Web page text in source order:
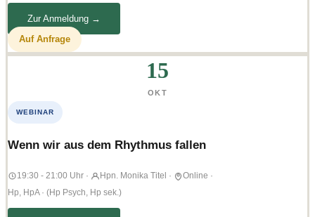
Zur Anmeldung →
Auf Anfrage
15
OKT
WEBINAR
Wenn wir aus dem Rhythmus fallen
19:30 - 21:00 Uhr · Hpn. Monika Titel · Online ·
Hp, HpA · (Hp Psych, Hp sek.)